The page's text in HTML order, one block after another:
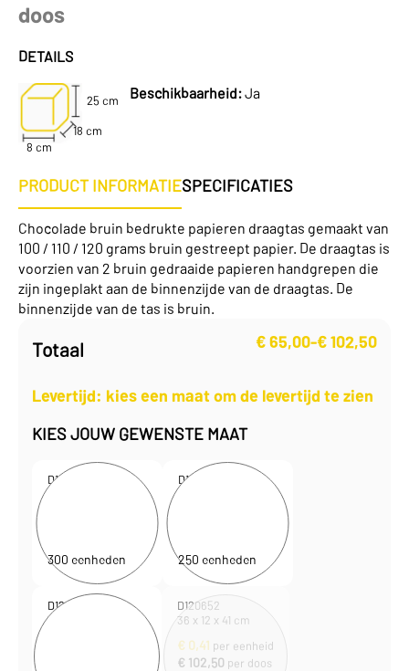
doos
DETAILS
25 cm
18 cm
8 cm
Beschikbaarheid:Ja
PRODUCT INFORMATIESPECIFICATIES
Chocolade bruin bedrukte papieren draagtas gemaakt van
100 / 110 / 120 grams bruin gestreept papier. De draagtas is
voorzien van 2 bruin gedraaide papieren handgrepen die
zijn ingeplakt aan de binnenzijde van de draagtas. De
binnenzijde van de tas is bruin.
Totaal €65,00-€102,50
Prijsklasse:
tot
€ 102,50
Levertijd: kies een maat om de levertijd te zien
KIES JOUW GEWENSTE MAAT
D120646
300 eenheden
D120648
250 eenheden
D120650
32 x 13 x 42,5 cm
D120652
36 x 12 x 41 cm
€ 0,41 per eenheid
€ 102,50 per doos